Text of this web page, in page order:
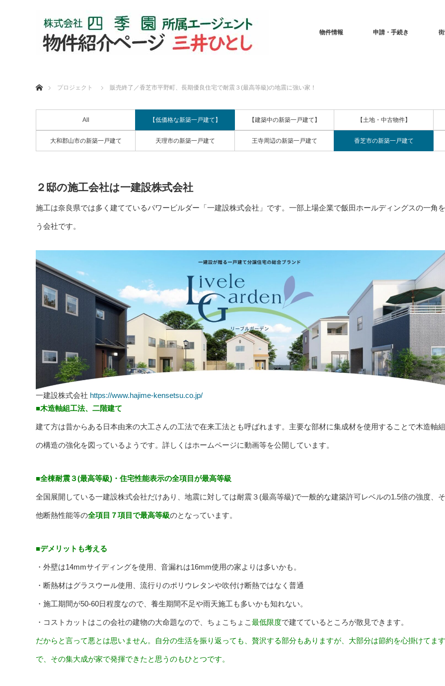
物件情報 申請・手続き
プロジェクト
販売終了／香芝市平野町、長期優良住宅で耐震３(最高等級)の地震に強い家！
All 【低価格な新築一戸建て】 【建築中の新築一戸建て】 【土地・中古物件】
大和郡山市の新築一戸建て 天理市の新築一戸建て 王寺周辺の新築一戸建て 香芝市の新築一戸建て
２邸の施工会社は一建設株式会社
施工は奈良県では多く建てているパワービルダー「一建設株式会社」です。一部上場企業で飯田ホールディングスの一角
う会社です。
一建設株式会社 https://www.hajime-kensetsu.co.jp/
■木造軸組工法、二階建て
建て方は昔からある日本由来の大工さんの工法で在来工法とも呼ばれます。主要な部材に集成材を使用することで木造軸
の構造の強化を図っているようです。詳しくはホームページに動画等を公開しています。
■全棟耐震３(最高等級)・住宅性能表示の全項目が最高等級
全国展開している一建設株式会社だけあり、地震に対しては耐震３(最高等級)で一般的な建築許可レベルの1.5倍の強度、
他断熱性能等の全項目７項目で最高等級のとなっています。
■デメリットも考える
・外壁は14mmサイディングを使用、音漏れは16mm使用の家よりは多いかも。
・断熱材はグラスウール使用、流行りのポリウレタンや吹付け断熱ではなく普通
・施工期間が50-60日程度なので、養生期間不足や雨天施工も多いかも知れない。
・コストカットはこの会社の建物の大命題なので、ちょこちょこ最低限度で建てているところが散見できます。
だからと言って悪とは思いません。自分の生活を振り返っても、贅沢する部分もありますが、大部分は節約を心掛けてま
で、その集大成が家で発揮できたと思うのもひとつです。